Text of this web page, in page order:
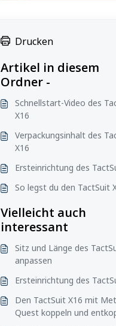
Drucken
Artikel in diesem
Ordner -
Schnellstart-Video des
X16
Verpackungsinhalt des
X16
Ersteinrichtung des
So legst du den TactSuit
Vielleicht auch
interessant
Sitz und Länge des
anpassen
Ersteinrichtung des
Den TactSuit X16 mit
Quest koppeln und